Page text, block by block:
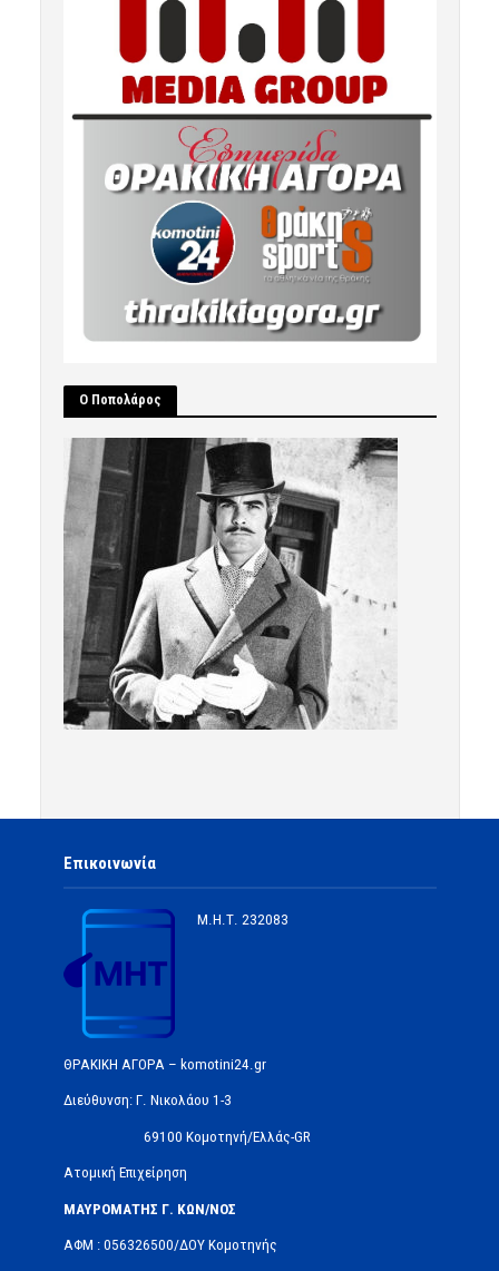
Ο Ποπολάρος
Επικοινωνία
Μ.Η.Τ. 232083
ΘΡΑΚΙΚΗ ΑΓΟΡΑ – komotini24.gr
Διεύθυνση: Γ. Νικολάου 1-3
69100 Κομοτηνή/Ελλάς-GR
Ατομική Επιχείρηση
ΜΑΥΡΟΜΑΤΗΣ Γ. ΚΩΝ/ΝΟΣ
ΑΦΜ : 056326500/ΔOΥ Κομοτηνής